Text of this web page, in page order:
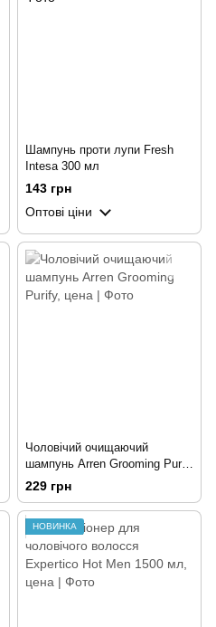
Шампунь проти лупи Fresh
Intesa 300 мл
143 грн
Оптові ціни
Чоловічий очищаючий
шампунь Arren Grooming Purify
400 мл
229 грн
НОВИНКА